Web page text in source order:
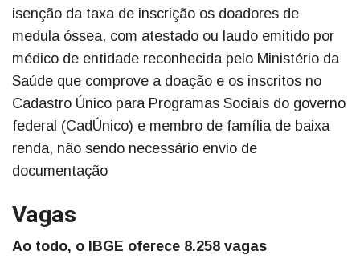
isenção da taxa de inscrição os doadores de
medula óssea, com atestado ou laudo emitido por
médico de entidade reconhecida pelo Ministério da
Saúde que comprove a doação e os inscritos no
Cadastro Único para Programas Sociais do governo
federal (CadÚnico) e membro de família de baixa
renda, não sendo necessário envio de
documentação
Vagas
Ao todo, o IBGE oferece 8.258 vagas